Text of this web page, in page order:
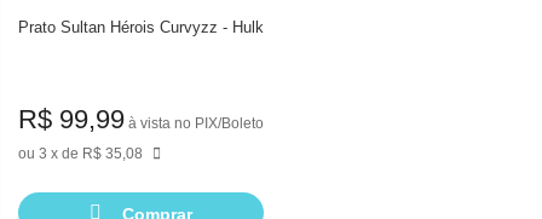
Prato Sultan Hérois Curvyzz - Hulk
3 de R$ 35,08
R$ 99,99 à vista no PIX/Boleto
Comprar